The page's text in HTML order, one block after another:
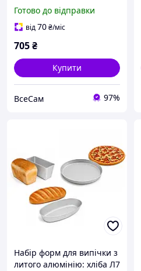
предметів: кекс, торт,
пиріг
Готово до відправки
від70₴/міс
705₴
Купити
ВсеСам 97%
Набір форм для випічки з
литого алюмінію: хліба Л7